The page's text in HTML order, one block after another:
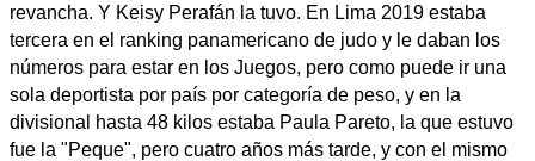
revancha. Y Keisy Perafán la tuvo. En Lima 2019 estaba
tercera en el ranking panamericano de judo y le daban los
números para estar en los Juegos, pero como puede ir una
sola deportista por país por categoría de peso, y en la
divisional hasta 48 kilos estaba Paula Pareto, la que estuvo
fue la "Peque", pero cuatro años más tarde, y con el mismo